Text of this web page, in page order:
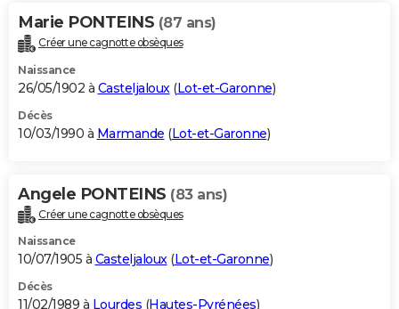
Marie PONTEINS (87 ans)
Créer une cagnotte obsèques
Naissance
26/05/1902 à Casteljaloux (Lot-et-Garonne)
Décès
10/03/1990 à Marmande (Lot-et-Garonne)
Angele PONTEINS (83 ans)
Créer une cagnotte obsèques
Naissance
10/07/1905 à Casteljaloux(Lot-et-Garonne)
Décès
11/02/1989 à Lourdes (Hautes-Pyrénées)